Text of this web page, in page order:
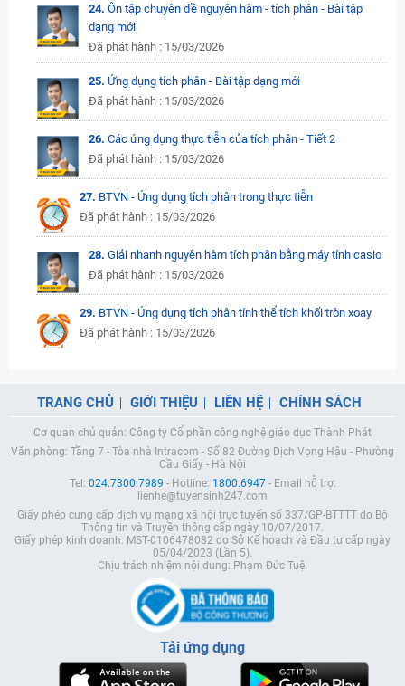
24. Ôn tập chuyên đề nguyên hàm - tích phân - Bài tập
dạng mới
Đã phát hành : 15/03/2026
25. Ứng dụng tích phân - Bài tập dạng mới
Đã phát hành : 15/03/2026
26. Các ứng dụng thực tiễn của tích phân - Tiết 2
Đã phát hành : 15/03/2026
27. BTVN - Ứng dụng tích phân trong thực tiễn
Đã phát hành : 15/03/2026
28. Giải nhanh nguyên hàm tích phân bằng máy tính casio
Đã phát hành : 15/03/2026
29. BTVN - Ứng dụng tích phân tính thể tích khối tròn xoay
Đã phát hành : 15/03/2026
TRANG CHỦ GIỚI THIỆU LIÊN HỆ CHÍNH SÁCH
Cơ quan chủ quản: Công ty Cổ phần công nghệ giáo dục Thành Phát
Văn phòng: Tầng 7 - Tòa nhà Intracom - Số 82 Đường Dịch Vọng Hậu - Phường
Cầu Giấy - Hà Nội
Tel: 024.7300.7989 - Hotline: 1800.6947- Email hỗ trợ:
lienhe@tuyensinh247.com
Giấy phép cung cấp dịch vụ mạng xã hội trực tuyến số 337/GP-BTTTT do Bộ
Thông tin và Truyền thông cấp ngày 10/07/2017.
Giấy phép kinh doanh: MST-0106478082 do Sở Kế hoạch và Đầu tư cấp ngày
05/04/2023 (Lần 5).
Chịu trách nhiệm nội dung: Phạm Đức Tuệ.
Tải ứng dụng